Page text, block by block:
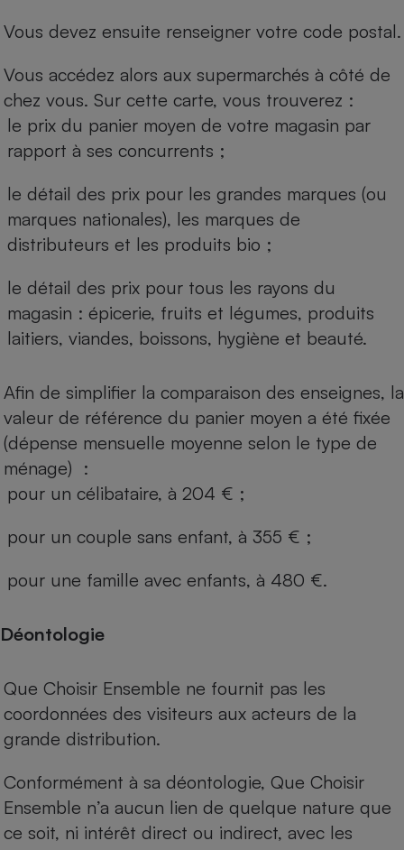
Vous devez ensuite renseigner votre code postal.
Vous accédez alors aux supermarchés à côté de
chez vous. Sur cette carte, vous trouverez :
le prix du panier moyen de votre magasin par
rapport à ses concurrents ;
le détail des prix pour les grandes marques (ou
marques nationales), les marques de
distributeurs et les produits bio ;
le détail des prix pour tous les rayons du
magasin : épicerie, fruits et légumes, produits
laitiers, viandes, boissons, hygiène et beauté.
Afin de simplifier la comparaison des enseignes, la
valeur de référence du panier moyen a été fixée
(dépense mensuelle moyenne selon le type de
ménage) :
pour un célibataire, à 204 € ;
pour un couple sans enfant, à 355 € ;
pour une famille avec enfants, à 480 €.
Déontologie
Que Choisir Ensemble ne fournit pas les
coordonnées des visiteurs aux acteurs de la
grande distribution.
Conformément à sa déontologie, Que Choisir
Ensemble n’a aucun lien de quelque nature que
ce soit, ni intérêt direct ou indirect, avec les